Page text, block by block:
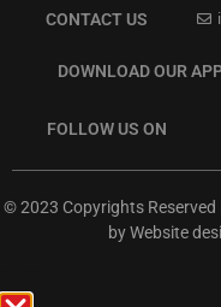
CONTACT US
DOWNLOAD OUR
FOLLOW US ON
© 2023 Copyrights Reserved
byWebsite